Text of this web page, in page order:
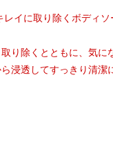
イに取り除くボディ
り除くとともに、気に
浸透してすっきり清潔